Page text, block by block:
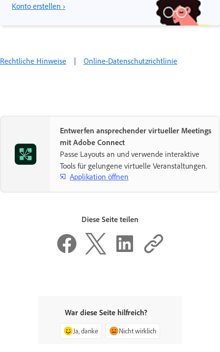
Konto erstellen ›
Rechtliche Hinweise | Online-Datenschutzrichtlinie
Entwerfen ansprechender virtueller Meetings
mit Adobe Connect
Passe Layouts an und verwende interaktive
Tools für gelungene virtuelle Veranstaltungen.
Applikation öffnen
Diese Seite teilen
War diese Seite hilfreich?
Ja, danke Nicht wirklich